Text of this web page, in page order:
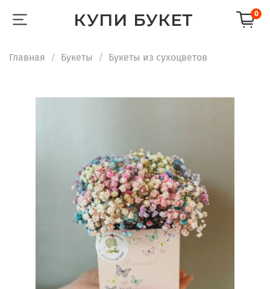
КУПИ БУКЕТ 0
Главная Букеты Букеты из сухоцветов